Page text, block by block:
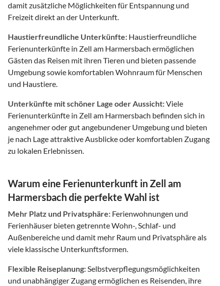
damit zusätzliche Möglichkeiten für Entspannung und
Freizeit direkt an der Unterkunft.
Haustierfreundliche Unterkünfte: Haustierfreundliche
Ferienunterkünfte in Zell am Harmersbach ermöglichen
Gästen das Reisen mit ihren Tieren und bieten passende
Umgebung sowie komfortablen Wohnraum für Menschen
und Haustiere.
Unterkünfte mit schöner Lage oder Aussicht:Viele
Ferienunterkünfte in Zell am Harmersbach befinden sich in
angenehmer oder gut angebundener Umgebung und bieten
je nach Lage attraktive Ausblicke oder komfortablen Zugang
zu lokalen Erlebnissen.
Warum eine Ferienunterkunft in Zell am
Harmersbach die perfekte Wahl ist
Mehr Platz und Privatsphäre: Ferienwohnungen und
Ferienhäuser bieten getrennte Wohn-, Schlaf- und
Außenbereiche und damit mehr Raum und Privatsphäre als
viele klassische Unterkunftsformen.
Flexible Reiseplanung:Selbstverpflegungsmöglichkeiten
und unabhängiger Zugang ermöglichen es Reisenden, ihre